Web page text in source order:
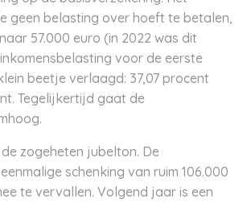
geen belasting over hoeft te betalen,
57.000 euro (in 2022 was dit
voor de eerste
beetje verlaagd: 37,07 procent
Tegelijkertijd gaat de
zogeheten jubelton. De
schenking van ruim 106.000
te vervallen. Volgend jaar is een